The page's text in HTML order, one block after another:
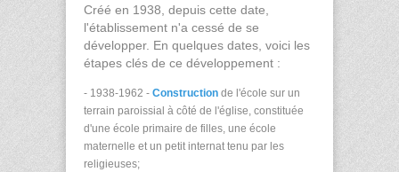
Créé en 1938, depuis cette date,
l'établissement n'a cessé de se
développer. En quelques dates, voici les
étapes clés de ce développement :
- 1938-1962 - Construction de l'école sur un
terrain paroissial à côté de l'église, constituée
d'une école primaire de filles, une école
maternelle et un petit internat tenu par les
religieuses;